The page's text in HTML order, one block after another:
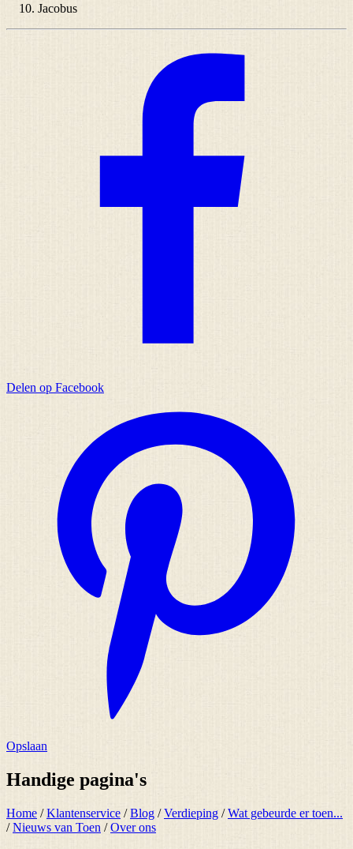
Jacobus
Delen op Facebook
Opslaan
Handige pagina's
Home /Klantenservice /Blog /Verdieping /Wat gebeurde er toen...
/Nieuws van Toen /Over ons